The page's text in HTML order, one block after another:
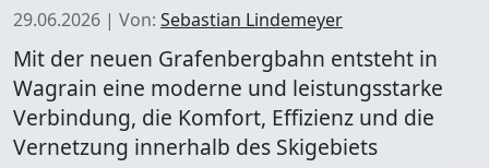
29.06.2026 | Von: Sebastian Lindemeyer
Mit der neuen Grafenbergbahn entsteht in
Wagrain eine moderne und leistungsstarke
Verbindung, die Komfort, Effizienz und die
Vernetzung innerhalb des Skigebiets